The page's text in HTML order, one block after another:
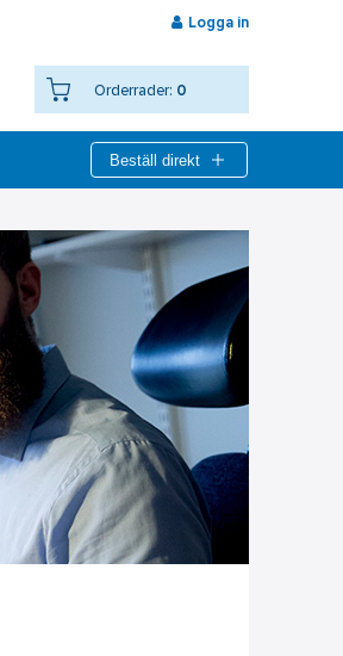
Logga in
Orderrader: 0
Beställ direkt